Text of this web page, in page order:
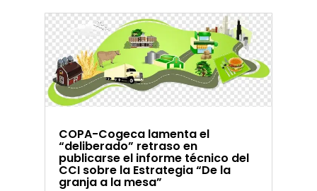
COPA-Cogeca lamenta el
“deliberado” retraso en
publicarse el informe técnico del
CCI sobre la Estrategia “De la
granja a la mesa”